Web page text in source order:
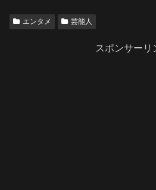
エンタメ 芸能人
スポンサーリ